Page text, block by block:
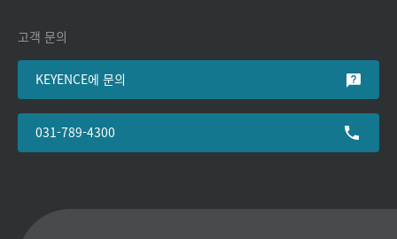
고객 문의
KEYENCE에 문의
031-789-4300